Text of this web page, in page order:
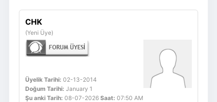
CHK
(Yeni Üye)
Üyelik Tarihi: 02-13-2014
Doğum Tarihi: January 1
Şu anki Tarih: 08-07-2026 Saat: 07:50 AM